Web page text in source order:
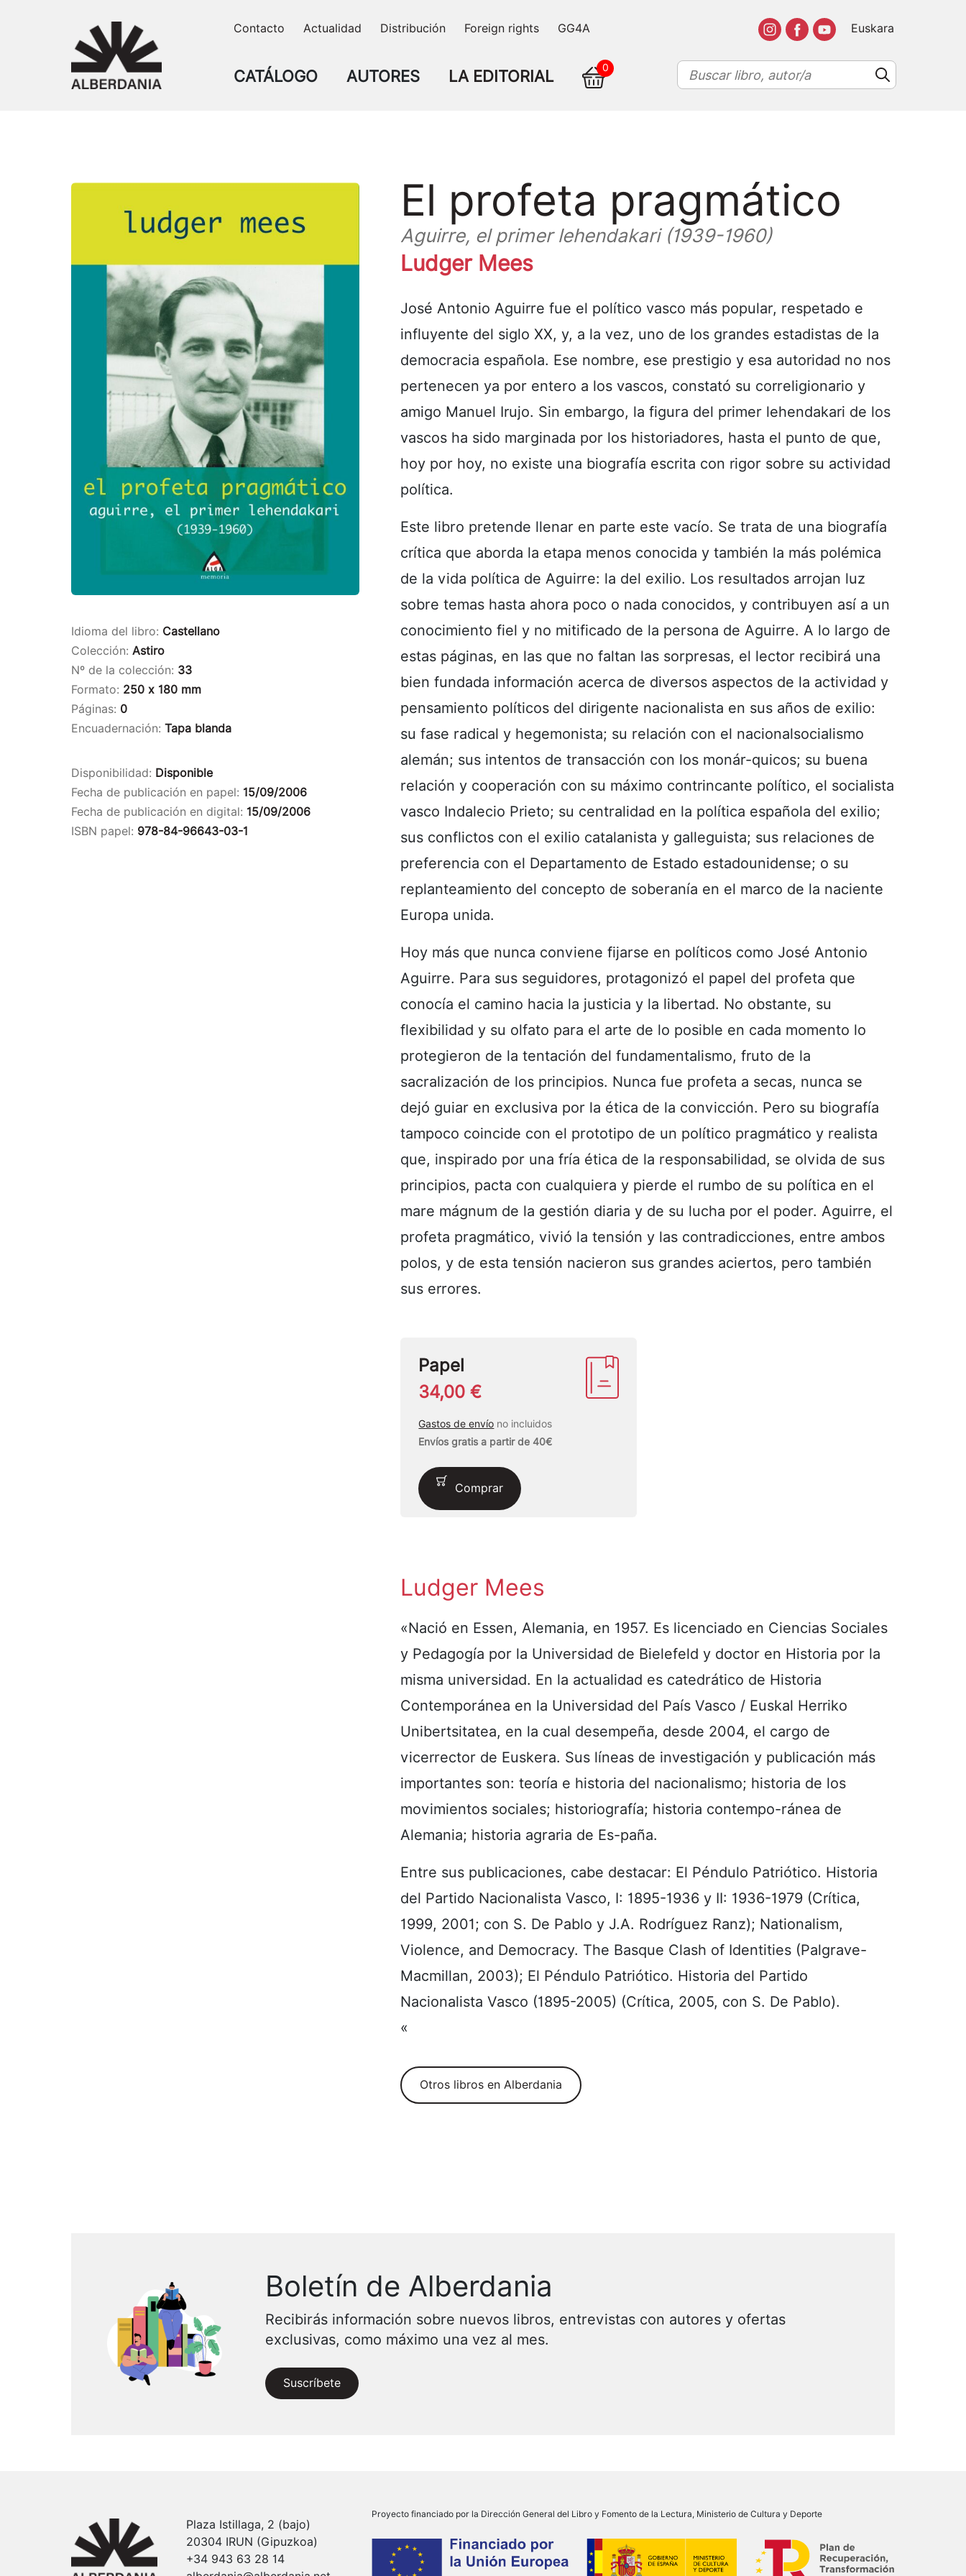
Contacto Actualidad Distribución Foreign rights GG4A Euskara
CATÁLOGO AUTORES LA EDITORIAL 0
Idioma del libro: Castellano
Colección: Astiro
Nº de la colección: 33
Formato: 250 x 180 mm
Páginas: 0
Encuadernación: Tapa blanda
Disponibilidad: Disponible
Fecha de publicación en papel: 15/09/2006
Fecha de publicación en digital: 15/09/2006
ISBN papel: 978-84-96643-03-1
El profeta pragmático
Aguirre, el primer lehendakari (1939-1960)
Ludger Mees
José Antonio Aguirre fue el político vasco más popular, respetado e
influyente del siglo XX, y, a la vez, uno de los grandes estadistas de la
democracia española. Ese nombre, ese prestigio y esa autoridad no nos
pertenecen ya por entero a los vascos, constató su correligionario y
amigo Manuel Irujo. Sin embargo, la figura del primer lehendakari de los
vascos ha sido marginada por los historiadores, hasta el punto de que,
hoy por hoy, no existe una biografía escrita con rigor sobre su actividad
política.
Este libro pretende llenar en parte este vacío. Se trata de una biografía
crítica que aborda la etapa menos conocida y también la más polémica
de la vida política de Aguirre: la del exilio. Los resultados arrojan luz
sobre temas hasta ahora poco o nada conocidos, y contribuyen así a un
conocimiento fiel y no mitificado de la persona de Aguirre. A lo largo de
estas páginas, en las que no faltan las sorpresas, el lector recibirá una
bien fundada información acerca de diversos aspectos de la actividad y
pensamiento políticos del dirigente nacionalista en sus años de exilio:
su fase radical y hegemonista; su relación con el nacionalsocialismo
alemán; sus intentos de transacción con los monár-quicos; su buena
relación y cooperación con su máximo contrincante político, el socialista
vasco Indalecio Prieto; su centralidad en la política española del exilio;
sus conflictos con el exilio catalanista y galleguista; sus relaciones de
preferencia con el Departamento de Estado estadounidense; o su
replanteamiento del concepto de soberanía en el marco de la naciente
Europa unida.
Hoy más que nunca conviene fijarse en políticos como José Antonio
Aguirre. Para sus seguidores, protagonizó el papel del profeta que
conocía el camino hacia la justicia y la libertad. No obstante, su
flexibilidad y su olfato para el arte de lo posible en cada momento lo
protegieron de la tentación del fundamentalismo, fruto de la
sacralización de los principios. Nunca fue profeta a secas, nunca se
dejó guiar en exclusiva por la ética de la convicción. Pero su biografía
tampoco coincide con el prototipo de un político pragmático y realista
que, inspirado por una fría ética de la responsabilidad, se olvida de sus
principios, pacta con cualquiera y pierde el rumbo de su política en el
mare mágnum de la gestión diaria y de su lucha por el poder. Aguirre, el
profeta pragmático, vivió la tensión y las contradicciones, entre ambos
polos, y de esta tensión nacieron sus grandes aciertos, pero también
sus errores.
Papel
34,00 €
Gastos de envío no incluidos
Envíos gratis a partir de 40€
Comprar
Ludger Mees
«Nació en Essen, Alemania, en 1957. Es licenciado en Ciencias Sociales
y Pedagogía por la Universidad de Bielefeld y doctor en Historia por la
misma universidad. En la actualidad es catedrático de Historia
Contemporánea en la Universidad del País Vasco / Euskal Herriko
Unibertsitatea, en la cual desempeña, desde 2004, el cargo de
vicerrector de Euskera. Sus líneas de investigación y publicación más
importantes son: teoría e historia del nacionalismo; historia de los
movimientos sociales; historiografía; historia contempo-ránea de
Alemania; historia agraria de Es-paña.
Entre sus publicaciones, cabe destacar: El Péndulo Patriótico. Historia
del Partido Nacionalista Vasco, I: 1895-1936 y II: 1936-1979 (Crítica,
1999, 2001; con S. De Pablo y J.A. Rodríguez Ranz); Nationalism,
Violence, and Democracy. The Basque Clash of Identities (Palgrave-
Macmillan, 2003); El Péndulo Patriótico. Historia del Partido
Nacionalista Vasco (1895-2005) (Crítica, 2005, con S. De Pablo).
«
Otros libros en Alberdania
Boletín de Alberdania
Recibirás información sobre nuevos libros, entrevistas con autores y ofertas
exclusivas, como máximo una vez al mes.
Suscríbete
Plaza Istillaga, 2 (bajo)
20304 IRUN (Gipuzkoa)
+34 943 63 28 14
Proyecto financiado por la Dirección General del Libro y Fomento de la Lectura, Ministerio de Cultura y Deporte